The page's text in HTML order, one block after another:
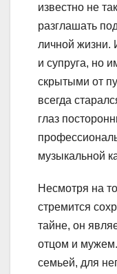
известно не
разглашать
личной жизни.
и супруга, но
скрытыми от
всегда
глаз
музыкальной
Несмотря на
стремится
тайне, он
отцом и
семьей, для